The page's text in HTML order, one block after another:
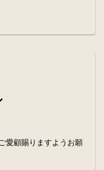
愛顧賜りますようお願